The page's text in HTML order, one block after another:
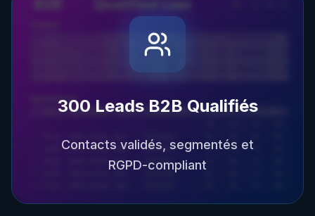
300 Leads B2B Qualifiés
Contacts validés, segmentés et
RGPD-compliant